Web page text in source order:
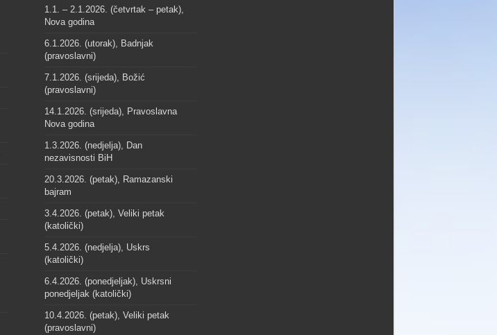
1.1. – 2.1.2026. (četvrtak – petak),
Nova godina
6.1.2026. (utorak), Badnjak
(pravoslavni)
7.1.2026. (srijeda), Božić
(pravoslavni)
14.1.2026. (srijeda), Pravoslavna
Nova godina
1.3.2026. (nedjelja), Dan
nezavisnosti BiH
20.3.2026. (petak), Ramazanski
bajram
3.4.2026. (petak), Veliki petak
(katolički)
5.4.2026. (nedjelja), Uskrs
(katolički)
6.4.2026. (ponedjeljak), Uskrsni
ponedjeljak (katolički)
10.4.2026. (petak), Veliki petak
(pravoslavni)